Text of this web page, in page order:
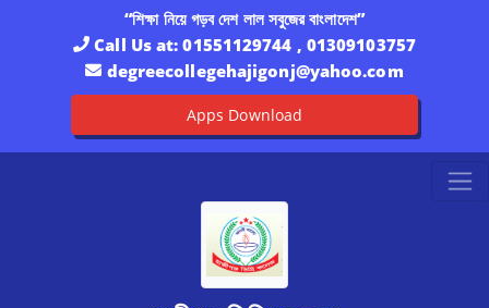
“শিক্ষা নিয়ে গড়ব দেশ লাল সবুজের বাংলাদেশ”
Call Us at:01551129744 , 01309103757
degreecollegehajigonj@yahoo.com
Apps Download